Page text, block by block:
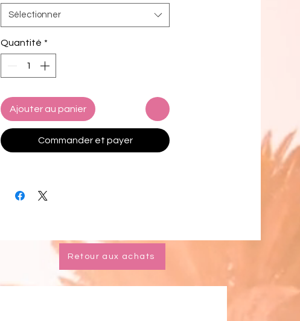
quatre sens
• Composants de produits vierges
Restrictions d'âge : Pour les adultes
Garantie UE : 2 ans
Conformément au Règlement général
sûrs et conformes aux normes
contacter notre représentant UE à
gpsr@sindenventures.com .
Vous pouvez également nous écrire à
l'adresse :
2401A Singletree Ave. Austin,
Sélectionner
Quantité *
Ajouter au panier
Commander et payer
Retour aux achats